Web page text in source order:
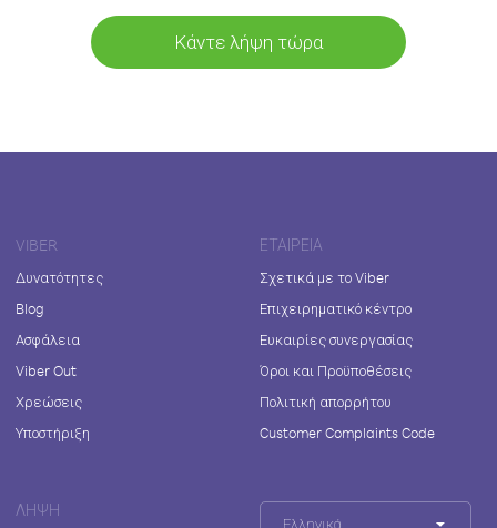
Κάντε λήψη τώρα
VIBER
Δυνατότητες
Blog
Ασφάλεια
Viber Out
Χρεώσεις
Υποστήριξη
ΕΤΑΙΡΕΊΑ
Σχετικά με το Viber
Επιχειρηματικό κέντρο
Ευκαιρίες συνεργασίας
Όροι και Προϋποθέσεις
Πολιτική απορρήτου
Customer Complaints Code
ΛΉΨΗ
Ελληνικά